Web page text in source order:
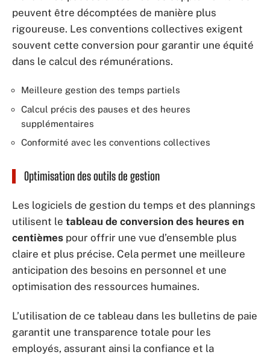
peuvent être décomptées de manière plus
rigoureuse. Les conventions collectives exigent
souvent cette conversion pour garantir une équité
dans le calcul des rémunérations.
Meilleure gestion des temps partiels
Calcul précis des pauses et des heures
supplémentaires
Conformité avec les conventions collectives
Optimisation des outils de gestion
Les logiciels de gestion du temps et des plannings
utilisent le tableau de conversion des heures en
centièmes pour offrir une vue d’ensemble plus
claire et plus précise. Cela permet une meilleure
anticipation des besoins en personnel et une
optimisation des ressources humaines.
L’utilisation de ce tableau dans les bulletins de paie
garantit une transparence totale pour les
employés, assurant ainsi la confiance et la